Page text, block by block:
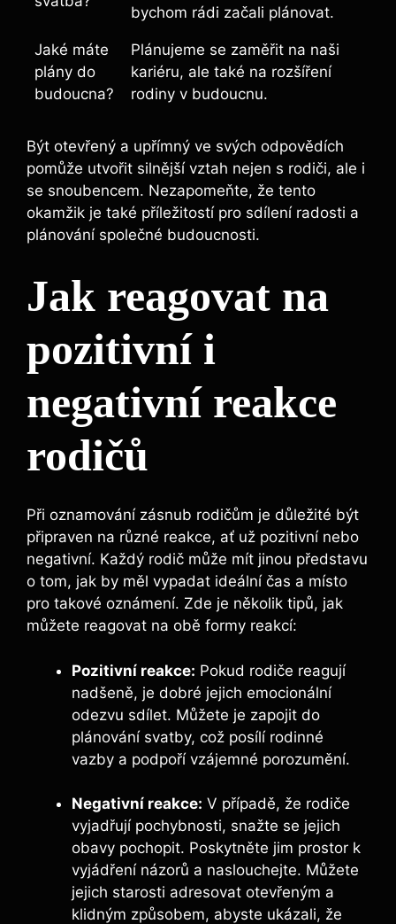
bychom rádi začali plánovat.
Jaké máte
plány do
budoucna?
Plánujeme se zaměřit na naši
kariéru, ale také na rozšíření
rodiny v budoucnu.
Být otevřený a upřímný ve svých odpovědích
pomůže utvořit silnější vztah nejen s rodiči, ale i
se snoubencem. Nezapomeňte, že tento
okamžik je také příležitostí pro sdílení radosti a
plánování společné budoucnosti.
Jak reagovat na
pozitivní i
negativní reakce
rodičů
Při oznamování zásnub rodičům je důležité být
připraven na různé reakce, ať už pozitivní nebo
negativní. Každý rodič může mít jinou představu
o tom, jak by měl vypadat ideální čas a místo
pro takové oznámení. Zde je několik tipů, jak
můžete reagovat na obě formy reakcí:
Pozitivní reakce: Pokud rodiče reagují
nadšeně, je dobré jejich emocionální
odezvu sdílet. Můžete je zapojit do
plánování svatby, což posílí rodinné
vazby a podpoří vzájemné porozumění.
Negativní reakce: V případě, že rodiče
vyjadřují pochybnosti, snažte se jejich
obavy pochopit. Poskytněte jim prostor k
vyjádření názorů a naslouchejte. Můžete
jejich starosti adresovat otevřeným a
klidným způsobem, abyste ukázali, že